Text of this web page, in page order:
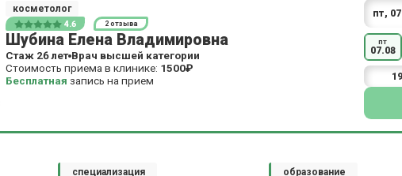
косметолог
4.6 2 отзыва
Шубина Елена Владимировна
Стаж 26 лет Врач высшей категории
Стоимость приема в клинике: 1500₽
Бесплатная запись на прием
пт
07.08
специализация образование